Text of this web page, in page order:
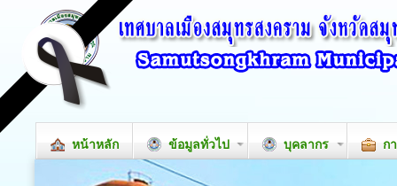
หน้าหลัก ข้อมูลทั่วไป บุคลากร ก